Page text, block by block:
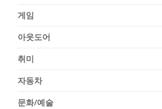
게임
아웃도어
취미
자동차
문화/예술